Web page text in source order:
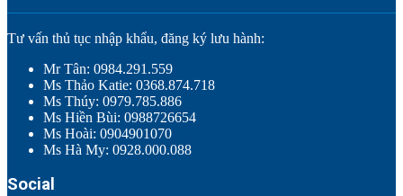
Tư vấn thủ tục nhập khẩu, đăng ký lưu hành:
Mr Tân: 0984.291.559
Ms Thảo Katie: 0368.874.718
Ms Thúy: 0979.785.886
Ms Hiền Bùi: 0988726654
Ms Hoài: 0904901070
Ms Hà My: 0928.000.088
Social